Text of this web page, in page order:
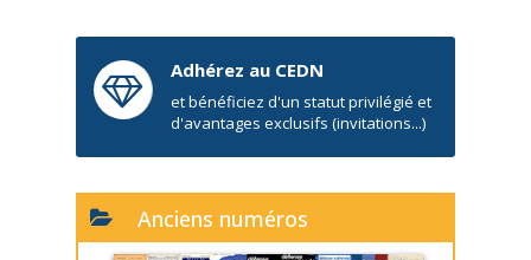
Adhérez au CEDN
et bénéficiez d'un statut privilégié et
d'avantages exclusifs (invitations...)
Anciens numéros